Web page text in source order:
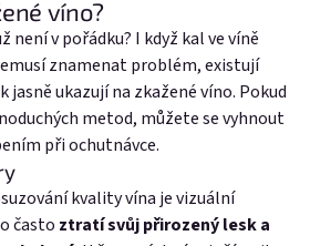
Přihlásit se
heslo
víno?
není v pořádku? I když kal ve víně
znamenat problém, existují
jasně ukazují na zkažené víno. Pokud
metod, můžete se vyhnout
při ochutnávce.
kvality vína je vizuální
často ztratí svůj přirozený lesk a